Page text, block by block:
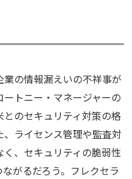
の情報漏えいの不祥事が
トニー・マネージャーの
のセキュリティ対策の格
ライセンス管理や監査対
、セキュリティの脆弱性
がるだろう。フレクセラ